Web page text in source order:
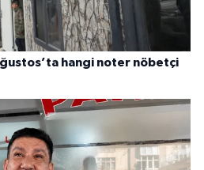
hangi noter nöbetçi